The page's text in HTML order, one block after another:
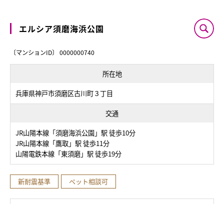
エルシア須磨海浜公園
〔マンションID〕 0000000740
所在地
兵庫県神戸市須磨区古川町３丁目
交通
JR山陽本線「須磨海浜公園」駅 徒歩10分
JR山陽本線「鷹取」駅 徒歩11分
山陽電鉄本線「東須磨」駅 徒歩19分
新耐震基準 ペット相談可